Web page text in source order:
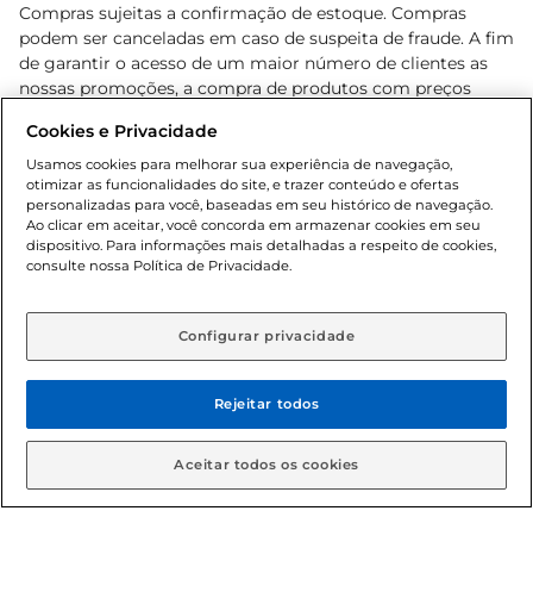
Compras sujeitas a confirmação de estoque. Compras
podem ser canceladas em caso de suspeita de fraude. A fim
de garantir o acesso de um maior número de clientes as
nossas promoções, a compra de produtos com preços
cliente. Os preços, ofertas e condições são exclusivos para
o e-commerce e válidos durante o dia de hoje, podendo
sofrer alterações sem prévia notificação. Proibida a venda
de bebidas alcoólicas para menores de 18 anos, conforme
Lei n.º 8069/90, art. 81, inciso II (Estatuto da Criança e do
Adolescente). Preços e condições exclusivos para o
aviso prévio. O valor mínimo para as compras on-line é de
© 2026 Copyright. Todos os direitos
reservados Gbarbosa.
Cookies e Privacidade
Usamos cookies para melhorar sua experiência de navegação,
otimizar as funcionalidades do site, e trazer conteúdo e ofertas
personalizadas para você, baseadas em seu histórico de navegação.
Ao clicar em aceitar, você concorda em armazenar cookies em seu
dispositivo. Para informações mais detalhadas a respeito de cookies,
consulte nossa Política de Privacidade.
Configurar privacidade
Rejeitar todos
Aceitar todos os cookies